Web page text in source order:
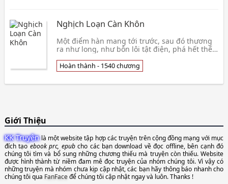
Nghịch Loạn Càn Khôn
Một điểm hàn mang tới trước, sau đó thương
ra như long, như bôn lôi tật điện, phá hết thế
Mạch, ch
Hoàn thành - 1540 chương
Giới Thiệu
KK Truyệnlà một website tập hợp các truyện trên cộng đồng mạng với mục
đích tạoebook prc, epubcho các bạn download về đọc offline, bên cạnh đó
chúng tôi tìm và bổ sung những chương thiếu mà truyện còn thiếu. Website
được hình thành từ niềm đam mê đọc truyện của nhóm chúng tôi. Vì vậy có
những truyện mà nhóm chưa kịp cập nhật, các bạn hãy thông báo nhanh cho
chúng tôi qua FanFaceđể chúng tôi cập nhật ngay và luôn. Thanks !